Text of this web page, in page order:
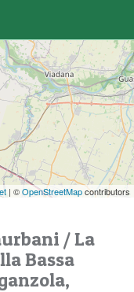
| ©OpenStreetMapcontributors
/La
Bassa